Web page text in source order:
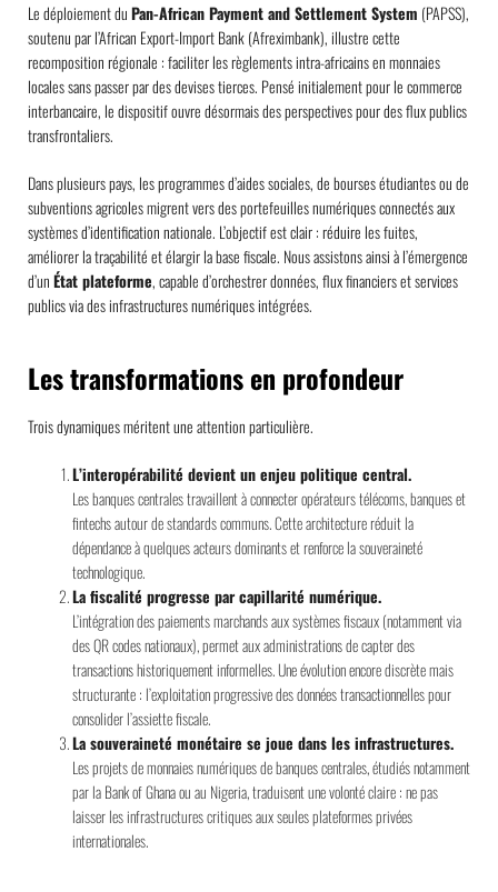
Le déploiement duPan-African Payment and Settlement System (PAPSS),
soutenu par l’African Export-Import Bank (Afreximbank), illustre cette
recomposition régionale : faciliter les règlements intra-africains en monnaies
locales sans passer par des devises tierces. Pensé initialement pour le commerce
interbancaire, le dispositif ouvre désormais des perspectives pour des flux publics
transfrontaliers.
Dans plusieurs pays, les programmes d’aides sociales, de bourses étudiantes ou de
subventions agricoles migrent vers des portefeuilles numériques connectés aux
systèmes d’identification nationale. L’objectif est clair : réduire les fuites,
améliorer la traçabilité et élargir la base fiscale. Nous assistons ainsi à l’émergence
d’unÉtat plateforme, capable d’orchestrer données, flux financiers et services
publics via des infrastructures numériques intégrées.
Les transformations en profondeur
Trois dynamiques méritent une attention particulière.
L’interopérabilité devient un enjeu politique central.
Les banques centrales travaillent à connecter opérateurs télécoms, banques et
fintechs autour de standards communs. Cette architecture réduit la
dépendance à quelques acteurs dominants et renforce la souveraineté
technologique.
La fiscalité progresse par capillarité numérique.
L’intégration des paiements marchands aux systèmes fiscaux (notamment via
des QR codes nationaux), permet aux administrations de capter des
transactions historiquement informelles. Une évolution encore discrète mais
structurante : l’exploitation progressive des données transactionnelles pour
consolider l’assiette fiscale.
La souveraineté monétaire se joue dans les infrastructures.
Les projets de monnaies numériques de banques centrales, étudiés notamment
par la Bank of Ghana ou au Nigeria, traduisent une volonté claire : ne pas
laisser les infrastructures critiques aux seules plateformes privées
internationales.